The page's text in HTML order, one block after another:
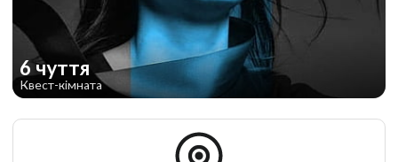
6 чуття
Квест-кімната